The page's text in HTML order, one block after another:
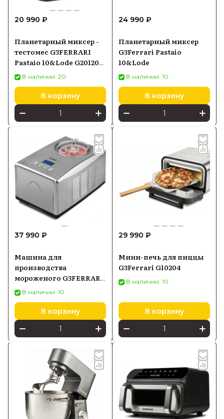
20 990 ₽
Планетарный миксер -
тестомес G3FERRARI
Pastaio 10&Lode G20120
профессиональный
чаша 10 литров
В наличии: 20
В корзину
24 990 ₽
Планетарный миксер
G3Ferrari Pastaio
10&Lode
В наличии: 10
В корзину
37 990 ₽
Машина для
производства
мороженого G3FERRARI
G20035
В наличии: 10
В корзину
29 990 ₽
Мини-печь для пиццы
G3Ferrari G10204
В наличии: 10
В корзину